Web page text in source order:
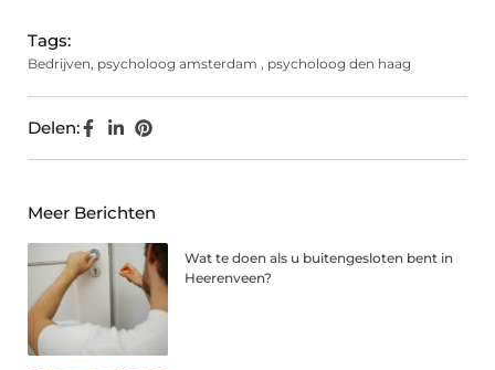
Tags:
Bedrijven, psycholoog amsterdam , psycholoog den haag
Delen:
Meer Berichten
Wat te doen als u buitengesloten bent in
Heerenveen?